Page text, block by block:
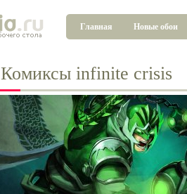
Главная Новые обои
Комиксы infinite crisis